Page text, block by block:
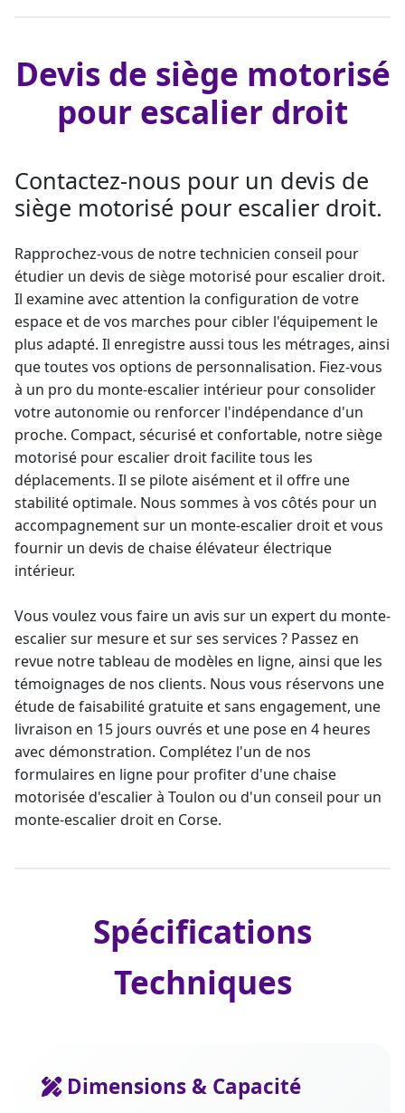
Devis de siège motorisé
pour escalier droit
Contactez-nous pour un devis de
siège motorisé pour escalier droit.
Rapprochez-vous de notre technicien conseil pour
étudier un devis desiège motorisé pour escalier droit.
Il examine avec attention la configuration de votre
espace et de vos marches pour cibler l'équipement le
plus adapté. Il enregistre aussi tous les métrages, ainsi
que toutes vos options de personnalisation. Fiez-vous
à un pro du monte-escalier intérieur pour consolider
votre autonomie ou renforcer l'indépendance d'un
proche. Compact, sécurisé et confortable, notresiège
motorisé pour escalierdroit facilite tous les
déplacements. Il se pilote aisément et il offre une
stabilité optimale. Nous sommes à vos côtés pour un
accompagnement sur un monte-escalier droit et vous
fournir un devis de chaise élévateur électrique
intérieur.
Vous voulez vous faire un avis sur un expert du monte-
escalier sur mesure et sur ses services ? Passez en
revue notre tableau de modèles en ligne, ainsi que les
témoignages de nos clients. Nous vous réservons une
étude de faisabilité gratuite et sans engagement, une
livraison en 15 jours ouvrés et une pose en 4 heures
avec démonstration. Complétez l'un de nos
formulaires en ligne pour profiter d'une chaise
motorisée d'escalier à Toulon ou d'un conseil pour un
monte-escalier droit en Corse.
Spécifications
Techniques
Dimensions & Capacité